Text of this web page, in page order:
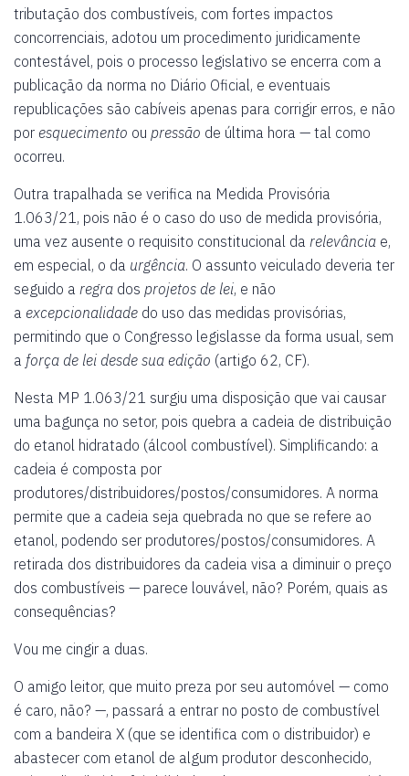
tributação dos combustíveis, com fortes impactos
concorrenciais, adotou um procedimento juridicamente
contestável, pois o processo legislativo se encerra com a
publicação da norma no Diário Oficial, e eventuais
republicações são cabíveis apenas para corrigir erros, e não
por esquecimento ou pressão de última hora — tal como
ocorreu.
Outra trapalhada se verifica na Medida Provisória
1.063/21, pois não é o caso do uso de medida provisória,
uma vez ausente o requisito constitucional da relevância e,
em especial, o da urgência. O assunto veiculado deveria ter
seguido a regra dos projetos de lei, e não
a excepcionalidade do uso das medidas provisórias,
permitindo que o Congresso legislasse da forma usual, sem
a força de lei desde sua edição (artigo 62, CF).
Nesta MP 1.063/21 surgiu uma disposição que vai causar
uma bagunça no setor, pois quebra a cadeia de distribuição
do etanol hidratado (álcool combustível). Simplificando: a
cadeia é composta por
produtores/distribuidores/postos/consumidores. A norma
permite que a cadeia seja quebrada no que se refere ao
etanol, podendo ser produtores/postos/consumidores. A
retirada dos distribuidores da cadeia visa a diminuir o preço
dos combustíveis — parece louvável, não? Porém, quais as
consequências?
Vou me cingir a duas.
O amigo leitor, que muito preza por seu automóvel — como
é caro, não? —, passará a entrar no posto de combustível
com a bandeira X (que se identifica com o distribuidor) e
abastecer com etanol de algum produtor desconhecido,